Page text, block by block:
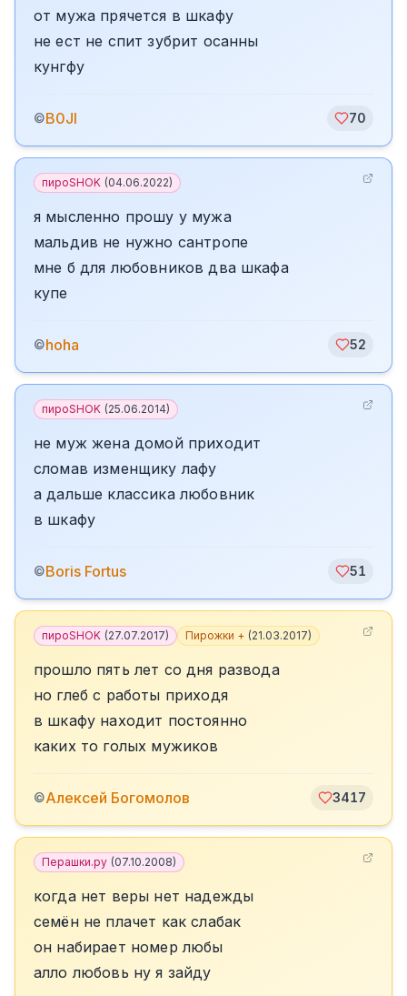
от мужа прячется в шкафу
не ест не спит зубрит осанны
кунгфу
©B0JI 70
пироSHOK (04.06.2022)
я мысленно прошу у мужа
мальдив не нужно сантропе
мне б для любовников два шкафа
купе
©hoha 52
пироSHOK (25.06.2014)
не муж жена домой приходит
сломав изменщику лафу
а дальше классика любовник
в шкафу
©Boris Fortus 51
пироSHOK (27.07.2017) Пирожки + (21.03.2017)
прошло пять лет со дня развода
но глеб с работы приходя
в шкафу находит постоянно
каких то голых мужиков
©Алексей Богомолов 3417
Перашки.ру (07.10.2008)
когда нет веры нет надежды
семён не плачет как слабак
он набирает номер любы
алло любовь ну я зайду